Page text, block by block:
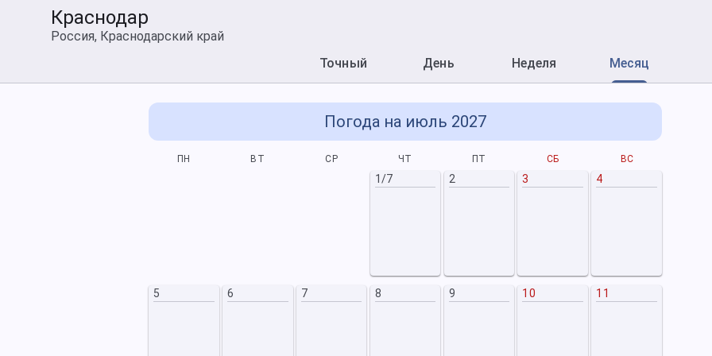
Краснодар
Россия, Краснодарский край
Точный
День Неделя Месяц
Погода на июль 2027
ПН ВТ СР ЧТ ПТ СБ ВС
1/7 2 3 4
5 6 7 8 9 10 11